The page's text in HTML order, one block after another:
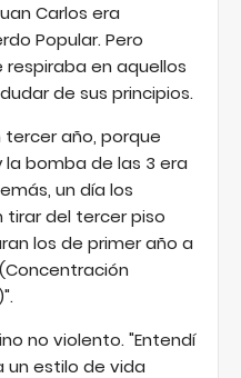
Carlos era
Popular. Pero
en aquellos
de sus principios.
tercer año, porque
bomba de las 3 era
un día los
tirar del tercer piso
los de primer año a
no violento. "Entendí
un estilo de vida